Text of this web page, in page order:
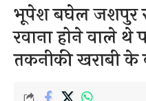
भूपेश बघेल जशपुर
रवाना होने वाले थे
तकनीकी खराबी